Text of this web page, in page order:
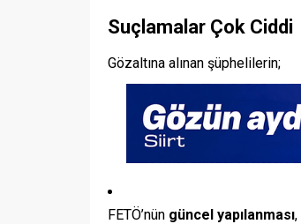
Suçlamalar Çok Ciddi
Gözaltına alınan şüphelilerin;
FETÖ’nün güncel yapılanması,